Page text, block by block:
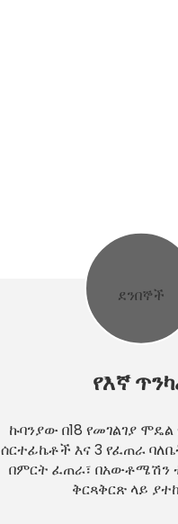
የእኛ
ኩባንያው በ18 የመገልገያ
ሰርተፊኬቶች እና 3 የፈጠራ
በምርት ፈጠራ፣ በአውቶሜሽን
ቅርጻቅርጽ ላይ